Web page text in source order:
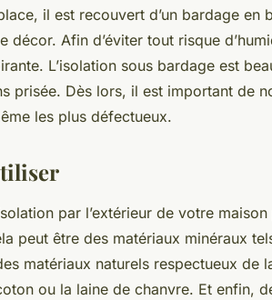
il est recouvert d’un bardage en
Afin d’éviter tout risque
L’isolation sous bardage est
prisée. Dès lors, il est important de
les plus défectueux.
par l’extérieur de votre
peut être des matériaux minéraux
matériaux naturels respectueux de
ou la laine de chanvre. Et enfin,